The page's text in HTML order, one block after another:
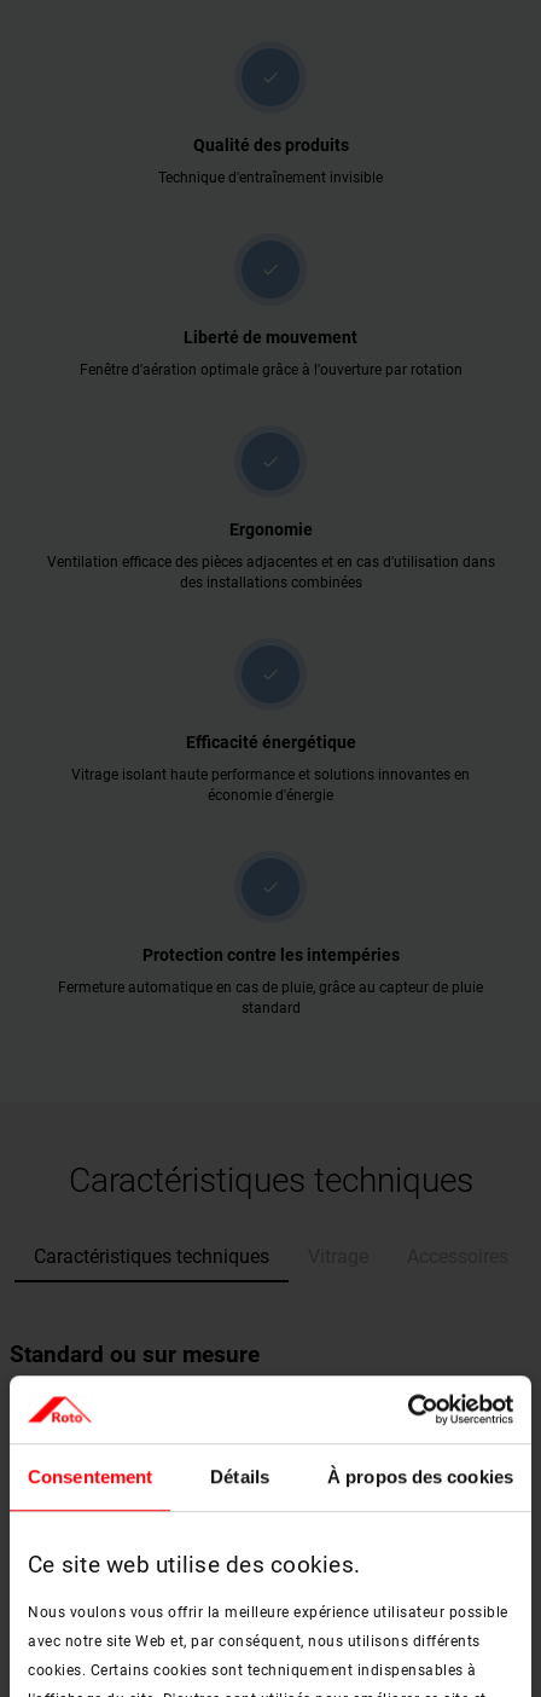
Consentement Détails À propos des cookies
Ce site web utilise des cookies.
Nous voulons vous offrir la meilleure expérience utilisateur possible
avec notre site Web et, par conséquent, nous utilisons différents
cookies. Certains cookies sont techniquement indispensables à
check
Qualité des produits
Technique d'entraînement invisible
check
Liberté de mouvement
Fenêtre d'aération optimale grâce à l'ouverture par rotation
check
Ergonomie
Ventilation efficace des pièces adjacentes et en cas d'utilisation dans
des installations combinées
check
Efficacité énergétique
Vitrage isolant haute performance et solutions innovantes en
économie d'énergie
check
Protection contre les intempéries
Fermeture automatique en cas de pluie, grâce au capteur de pluie
standard
Caractéristiques techniques
Caractéristiques techniques
Standard ou sur mesure
En plus des dimensions standard disponibles, il est également
possible de réaliser des dimensions individuelles.
74 cm 114 cm
78 cm
054/098 065/098 074/098 114/098